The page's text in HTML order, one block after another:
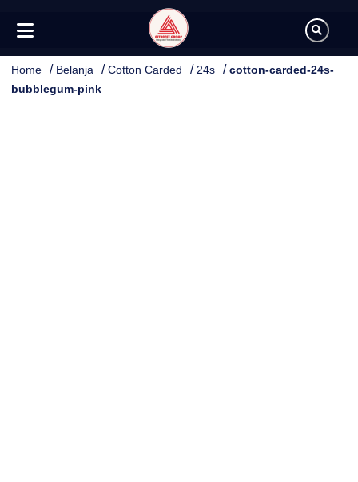
Home / Belanja /Cotton Carded / 24s /cotton-carded-24s-
bubblegum-pink